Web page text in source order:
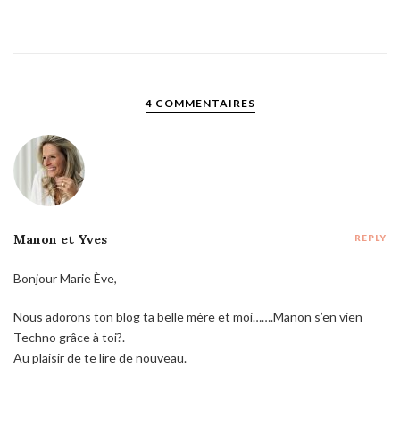
4 COMMENTAIRES
Manon et Yves REPLY
Bonjour Marie Ève,
Nous adorons ton blog ta belle mère et moi…….Manon s’en vien
Techno grâce à toi?.
Au plaisir de te lire de nouveau.